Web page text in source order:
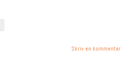
Skriv en kommentar